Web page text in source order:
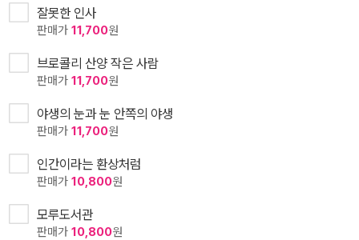
잘못한 인사
판매가 11,700원
브로콜리 산양 작은 사람
판매가 11,700원
야생의 눈과 눈 안쪽의 야생
판매가 11,700원
인간이라는 환상처럼
판매가 10,800원
모루도서관
판매가 10,800원